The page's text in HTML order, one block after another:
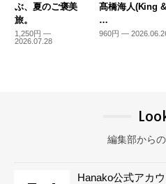
ぶ、夏のご褒美
旅。
1,250円 —
2026.07.28
髙橋海人(King &
…
960円 —
編集部から
Hanako公式アカ